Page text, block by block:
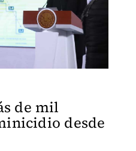
de mil
desde